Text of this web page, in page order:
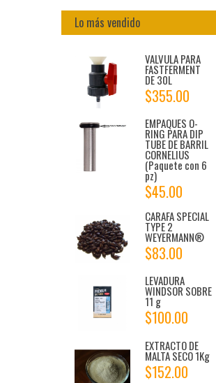
Lo más vendido
VALVULA PARA
FASTFERMENT
DE 30L
$355.00
EMPAQUES O-
RING PARA DIP
TUBE DE BARRIL
CORNELIUS
(Paquete con 6
pz)
$45.00
CARAFA SPECIAL
TYPE 2
WEYERMANN®
$83.00
LEVADURA
WINDSOR SOBRE
11 g
$100.00
EXTRACTO DE
MALTA SECO 1Kg
$152.00